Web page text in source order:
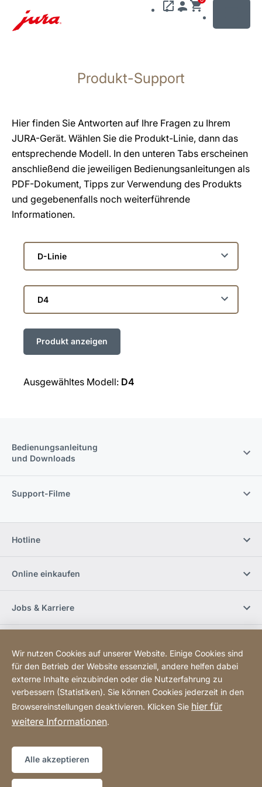
wechseln
Produkt-Support
Hier finden Sie Antworten auf Ihre Fragen zu Ihrem
JURA-Gerät. Wählen Sie die Produkt-Linie, dann das
entsprechende Modell. In den unteren Tabs erscheinen
anschließend die jeweiligen Bedienungsanleitungen als
PDF-Dokument, Tipps zur Verwendung des Produkts
und gegebenenfalls noch weiterführende
Informationen.
die
Linie
das
Modell
Ausgewähltes Modell: D4
Bedienungsanleitung
und Downloads
Support-Filme
Hotline
Online einkaufen
Jobs & Karriere
Social Media
Newsletter bestellen
Website
[Website
information]
Sitemap
Wir nutzen Cookies auf unserer Website. Einige Cookies sind
für den Betrieb der Website essenziell, andere helfen dabei
externe Inhalte einzubinden oder die Nutzerfahrung zu
verbessern (Statistiken). Sie können Cookies jederzeit in den
Browsereinstellungen deaktivieren. Klicken Sie hier für
weitere Informationen.
Alle akzeptieren